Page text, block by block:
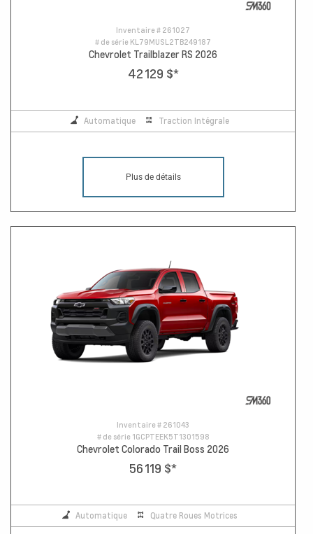
Inventaire # 261027
# de série KL79MUSL2TB249187
Chevrolet Trailblazer RS 2026
42 129 $*
Automatique Traction Intégrale
Plus de détails
Inventaire # 261043
# de série 1GCPTEEK5T1301598
Chevrolet Colorado Trail Boss 2026
56 119 $*
Automatique Quatre Roues Motrices